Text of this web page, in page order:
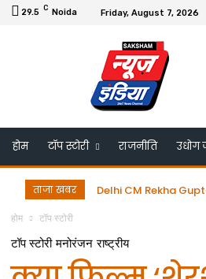
29.5 C Noida Friday, August 7, 2026
होम टॉप स्टोरी राजनीति उधोग
ताजा खबर Delhi CM Rekha Gupta
डॉ. गुरमीत सिंह को
होम टॉप स्टोरी
टॉप स्टोरी मनोरंजन राष्ट्रीय